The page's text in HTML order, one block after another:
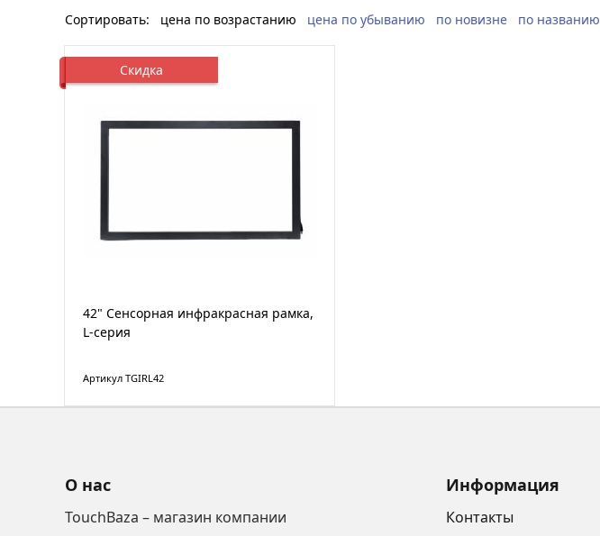
Сортировать: цена по возрастанию цена по убыванию по новизне по названию
Скидка
42" Cенсорная инфракрасная рамка,
L-серия
Артикул TGIRL42
О нас
TouchBaza – магазин компании
Информация
Контакты